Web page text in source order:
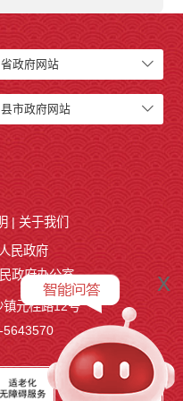
省政府网站
县市政府网站
x
| 关于我们
民政府
政府办公室
元桂路12号
5643570